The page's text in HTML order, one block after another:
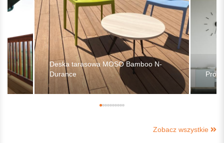
Deska tarasowa MOSO Bamboo N-
Durance
Profil
Zobacz wszystkie